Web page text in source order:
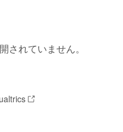
されていません。